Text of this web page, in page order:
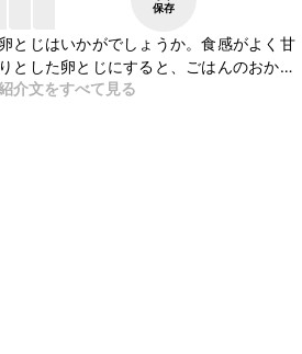
保存
とじはいかがでしょうか。食感がよく甘
とした卵とじにすると、ごはんのおかず
りですよ。短時間で手軽に作れるので、
介文をすべて見る